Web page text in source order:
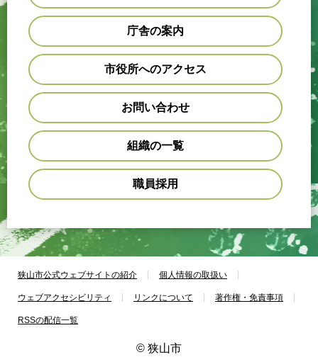
庁舎の案内
市役所へのアクセス
お問い合わせ
組織の一覧
職員採用
狭山市公式ウェブサイトの紹介 個人情報の取扱い
ウェブアクセシビリティ リンクについて 著作権・免責事項
RSSの配信一覧
© 狭山市